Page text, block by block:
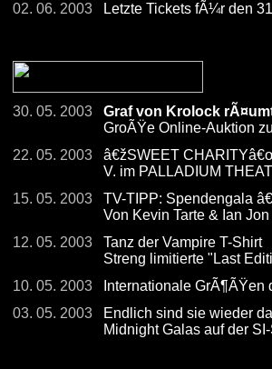
02. 06. 2003
Letzte Tickets fÃ¼r den
30. 05. 2003
Graf von Krolock
GroÃŸe Online-Auktion
22. 05. 2003
â€žSWEET
V. im PALLADIUM
15. 05. 2003
TV-TIPP: Spendengala
Von Kevin Tarte & Ian
12. 05. 2003
Tanz der Vampire T-Shirt
Streng limitierte "Last
10. 05. 2003
Internationale
03. 05. 2003
Endlich sind sie wieder
Midnight Galas auf der